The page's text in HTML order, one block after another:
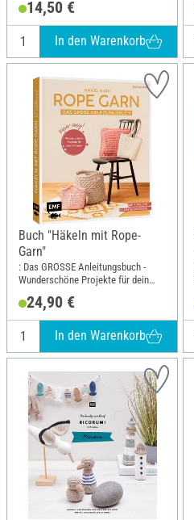
14,50 €
In den Warenkorb
Buch "Häkeln mit Rope-
Garn"
: Das GROSSE Anleitungsbuch -
Wunderschöne Projekte für dein
cm24,90 €
In den Warenkorb